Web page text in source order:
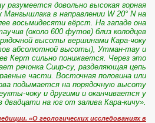
разумеется довольно высокая горная
Мангышлака в направлении W 20° N на
восьмидесяти вёрст. На западе она
(около 600 футов) близ колодцев
высоты вершинами Кара-чоку
абсолютной высоты), Утман-тау и
Керт сильно понижается. Через это
речонка Сиир-су, разделяющая цепь
части. Восточная половина или
подымается на порядочную высоту
чоку и другими и оканчивается у
на юг от залива Кара-кичу».
«О геологических исследованиях в